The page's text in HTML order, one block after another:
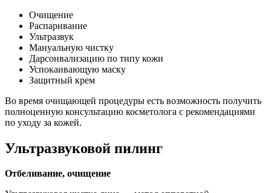
Очищение
Распаривание
Ультразвук
Мануальную чистку
Дарсонвализацию по типу кожи
Успокаивающую маску
Защитный крем
Во время очищающей процедуры есть возможность получить
полноценную консультацию косметолога с рекомендациями
по уходу за кожей.
Ультразвуковой пилинг
Отбеливание, очищение